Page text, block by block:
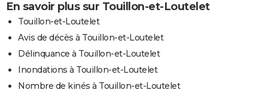
En savoir plus sur Touillon-et-Loutelet
Touillon-et-Loutelet
Avis de décès à Touillon-et-Loutelet
Délinquance à Touillon-et-Loutelet
Inondations à Touillon-et-Loutelet
Nombre de kinés à Touillon-et-Loutelet